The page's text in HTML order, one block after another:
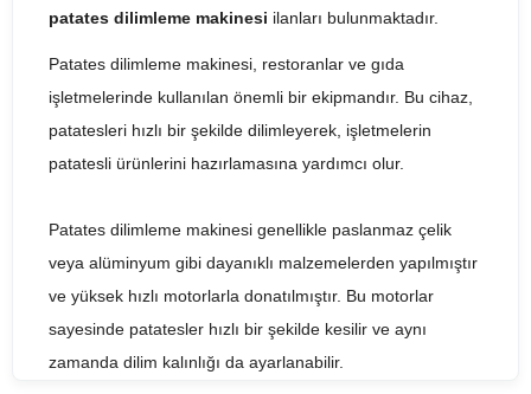
patates dilimleme makinesi ilanları bulunmaktadır.
Patates dilimleme makinesi, restoranlar ve gıda
işletmelerinde kullanılan önemli bir ekipmandır. Bu cihaz,
patatesleri hızlı bir şekilde dilimleyerek, işletmelerin
patatesli ürünlerini hazırlamasına yardımcı olur.
Patates dilimleme makinesi genellikle paslanmaz çelik
veya alüminyum gibi dayanıklı malzemelerden yapılmıştır
ve yüksek hızlı motorlarla donatılmıştır. Bu motorlar
sayesinde patatesler hızlı bir şekilde kesilir ve aynı
zamanda dilim kalınlığı da ayarlanabilir.